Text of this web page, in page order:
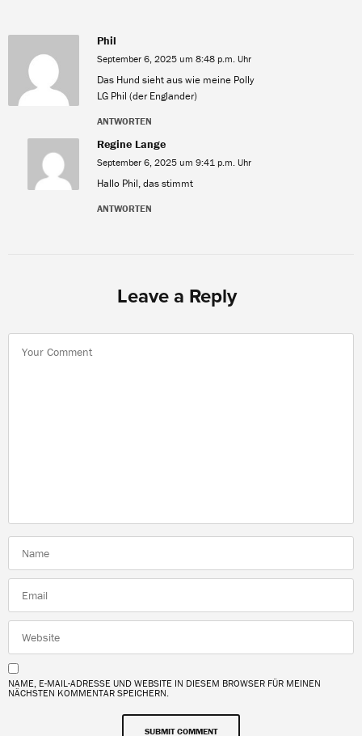
Phil
September 6, 2025 um 8:48 p.m. Uhr
Das Hund sieht aus wie meine Polly
LG Phil (der Englander)
ANTWORTEN
Regine Lange
September 6, 2025 um 9:41 p.m. Uhr
Hallo Phil, das stimmt
ANTWORTEN
Leave a Reply
NAME, E-MAIL-ADRESSE UND WEBSITE IN DIESEM BROWSER FÜR MEINEN
NÄCHSTEN KOMMENTAR SPEICHERN.